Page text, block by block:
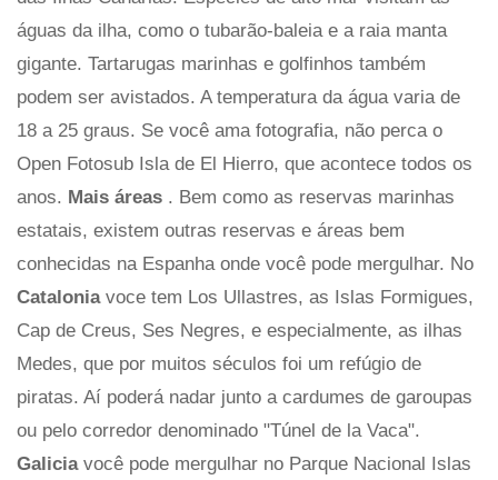
águas da ilha, como o tubarão-baleia e a raia manta
gigante. Tartarugas marinhas e golfinhos também
podem ser avistados. A temperatura da água varia de
18 a 25 graus. Se você ama fotografia, não perca o
Open Fotosub Isla de El Hierro, que acontece todos os
anos. Mais áreas . Bem como as reservas marinhas
estatais, existem outras reservas e áreas bem
conhecidas na Espanha onde você pode mergulhar. No
Catalonia voce tem Los Ullastres, as Islas Formigues,
Cap de Creus, Ses Negres, e especialmente, as ilhas
Medes, que por muitos séculos foi um refúgio de
piratas. Aí poderá nadar junto a cardumes de garoupas
ou pelo corredor denominado "Túnel de la Vaca".
Galicia você pode mergulhar no Parque Nacional Islas